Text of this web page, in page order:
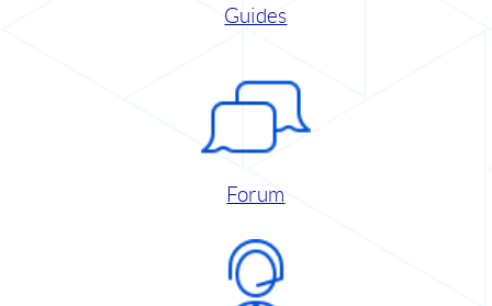
Guides
Forum